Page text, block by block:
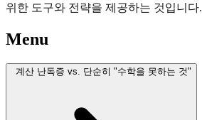
위한 도구와 전략을 제공하는 것입니다.
Menu
계산 난독증 vs. 단순히 "수학을 못하는 것"